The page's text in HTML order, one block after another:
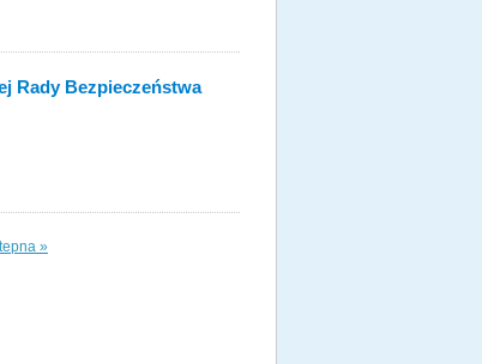
Rady Bezpieczeństwa
»